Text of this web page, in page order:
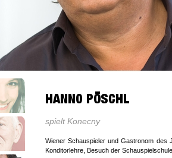
spielt Konecny
Wiener Schauspieler und Gastronom des
Konditorlehre, Besuch der